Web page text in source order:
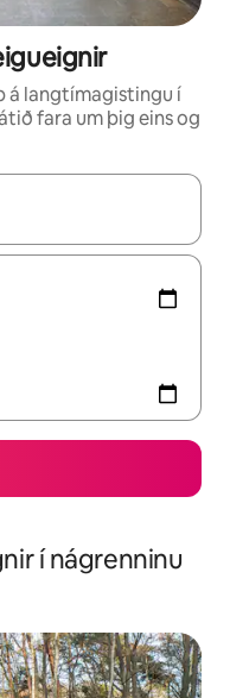
á langtímagistingu í
fara um þig eins og
nota upp og niður
í nágrenninu